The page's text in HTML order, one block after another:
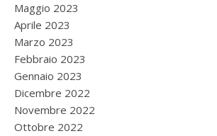
Maggio 2023
Aprile 2023
Marzo 2023
Febbraio 2023
Gennaio 2023
Dicembre 2022
Novembre 2022
Ottobre 2022